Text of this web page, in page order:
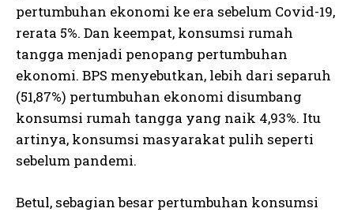
pertumbuhan ekonomi ke era sebelum Covid-19,
rerata 5%. Dan keempat, konsumsi rumah
tangga menjadi penopang pertumbuhan
ekonomi. BPS menyebutkan, lebih dari separuh
(51,87%) pertumbuhan ekonomi disumbang
konsumsi rumah tangga yang naik 4,93%. Itu
artinya, konsumsi masyarakat pulih seperti
sebelum pandemi.
Betul, sebagian besar pertumbuhan konsumsi